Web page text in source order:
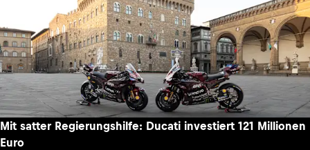
Mit satter Regierungshilfe: Ducati investiert 121 Millionen
Euro